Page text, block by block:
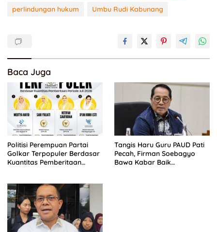
perlindungan hukum
Umbu Rudi Kabunang
Baca Juga
Politisi Perempuan Partai
Golkar Terpopuler Berdasar
Kuantitas Pemberitaan
Tangis Haru Guru PAUD Pati
Pecah, Firman Soebagyo
Bawa Kabar Baik